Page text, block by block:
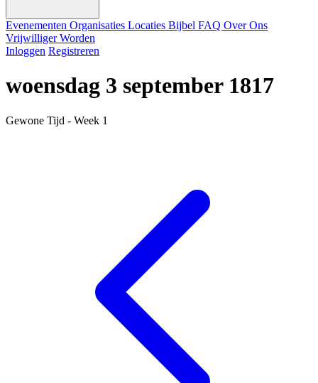
Evenementen Organisaties Locaties Bijbel FAQ Over Ons
Vrijwilliger Worden
Inloggen Registreren
woensdag 3 september 1817
Gewone Tijd - Week 1